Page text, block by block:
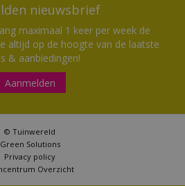
nieuwsbrief
maximaal 1 keer per week de
altijd op de hoogte van de laatste
& aanbiedingen!
Aanmelden
© Tuinwereld
Green Solutions
Privacy policy
Overzicht